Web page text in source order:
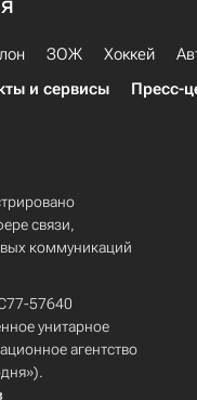
ЗОЖ Хоккей
и сервисы Пресс-
связи,
коммуникаций
57640
унитарное
агентство